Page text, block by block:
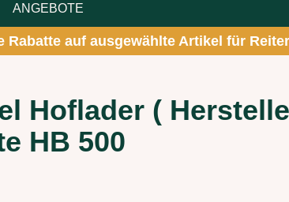
ANGEBOTE
Rabatte auf ausgewählte Artikel für
Hoflader (
HB 500